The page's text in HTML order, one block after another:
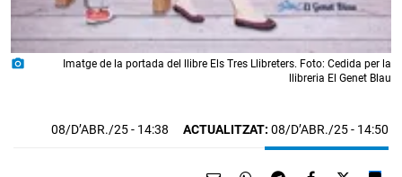
photo_camera
Imatge de la portada del llibre Els Tres Llibreters. Foto: Cedida per la
llibreria El Genet Blau
08/D’ABR./25- 14:38 ACTUALITZAT: 08/D’ABR./25 - 14:50